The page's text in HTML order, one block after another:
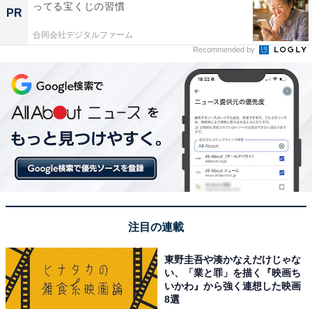
「天童温泉 ほほえみの宿 滝の湯」は山形の恵みと
温かなもてなしが魅力
PR
ってる宝くじの習慣
合同会社デジタルファーム
Recommended by
注目の連載
東野圭吾や湊かなえだけじゃな
い、「業と罪」を描く『映画ち
いかわ』から強く連想した映画
8選